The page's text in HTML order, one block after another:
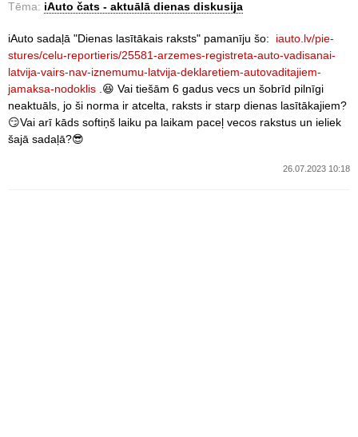
Tēma: iAuto čats - aktuālā dienas diskusija
iAuto sadaļā "Dienas lasītākais raksts" pamanīju šo: iauto.lv/pie-
stures/celu-reportieris/25581-arzemes-registreta-auto-vadisanai-
latvija-vairs-nav-iznemumu-latvija-deklaretiem-autovaditajiem-
jamaksa-nodoklis .😆 Vai tiešām 6 gadus vecs un šobrīd pilnīgi
neaktuāls, jo ši norma ir atcelta, raksts ir starp dienas lasītākajiem?
😏Vai arī kāds softiņš laiku pa laikam paceļ vecos rakstus un ieliek
šajā sadaļā?😎
26.07.2023 10:18